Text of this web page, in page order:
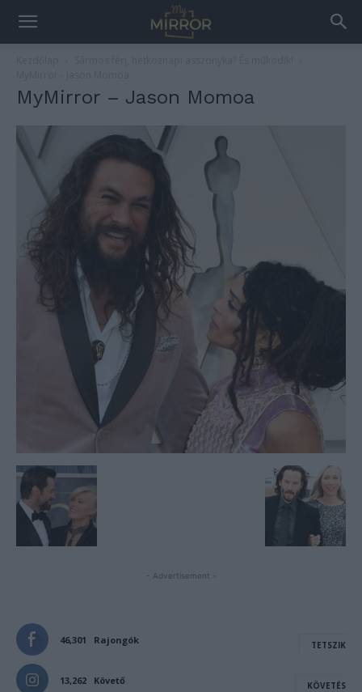
MyMirror – Jason Momoa
- Advertisement -
46,301 Rajongók TETSZIK
13,262 Követő KÖVETÉS